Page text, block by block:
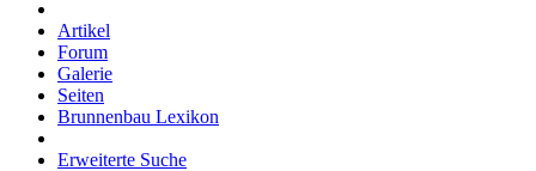
Artikel
Forum
Galerie
Seiten
Brunnenbau Lexikon
Erweiterte Suche